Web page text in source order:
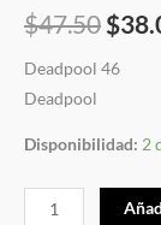
$47.50 $
Deadpool 46
Deadpool
Disponibilidad: 2